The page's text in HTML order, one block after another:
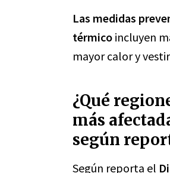
Las medidas
térmico incluyen
mayor calor y
¿Qué
más
según
Según reporta el